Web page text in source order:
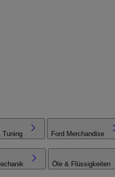
Tuning Ford Merchandise
Öle & Flüssigkeiten